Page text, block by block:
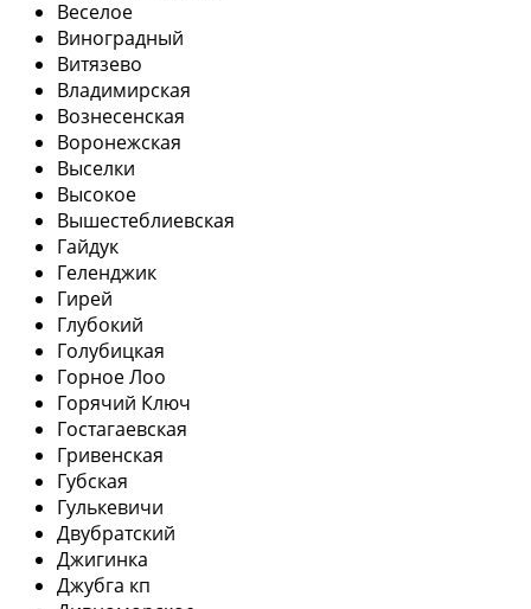
Веселое
Виноградный
Витязево
Владимирская
Вознесенская
Воронежская
Выселки
Высокое
Вышестеблиевская
Гайдук
Геленджик
Гирей
Глубокий
Голубицкая
Горное Лоо
Горячий Ключ
Гостагаевская
Гривенская
Губская
Гулькевичи
Двубратский
Джигинка
Джубга кп